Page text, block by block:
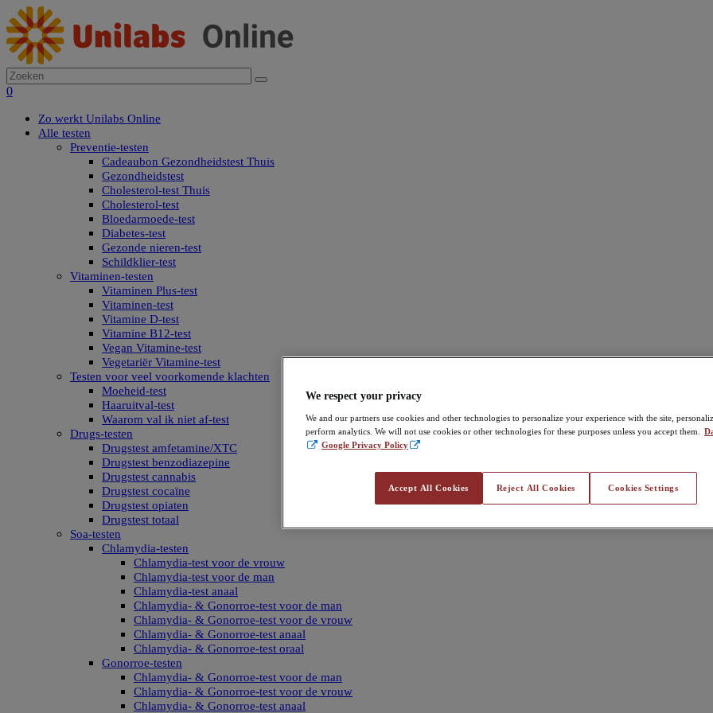
0
Zo werkt Unilabs Online
Alle testen
Preventie-testen
Cadeaubon Gezondheidstest Thuis
Gezondheidstest
Cholesterol-test Thuis
Cholesterol-test
Bloedarmoede-test
Diabetes-test
Gezonde nieren-test
Schildklier-test
Vitaminen-testen
Vitaminen Plus-test
Vitaminen-test
Vitamine D-test
Vitamine B12-test
Vegan Vitamine-test
Vegetariër Vitamine-test
Testen voor veel voorkomende klachten
Moeheid-test
Haaruitval-test
Waarom val ik niet af-test
Drugs-testen
Drugstest amfetamine/XTC
Drugstest benzodiazepine
Drugstest cannabis
Drugstest cocaïne
Drugstest opiaten
Drugstest totaal
Soa-testen
Chlamydia-testen
Chlamydia-test voor de vrouw
Chlamydia-test voor de man
Chlamydia-test anaal
Chlamydia- & Gonorroe-test voor de man
Chlamydia- & Gonorroe-test voor de vrouw
Chlamydia- & Gonorroe-test anaal
Chlamydia- & Gonorroe-test oraal
Gonorroe-testen
Chlamydia- & Gonorroe-test voor de man
Chlamydia- & Gonorroe-test voor de vrouw
Chlamydia- & Gonorroe-test anaal
We respect your privacy
We and our partners use cookies and other technologies to personalize your experience with the site,
perform analytics. We will not use cookies or other technologies for these purposes unless you accept them.
Google Privacy Policy
Cookies Settings
Reject All Cookies
Accept All Cookies